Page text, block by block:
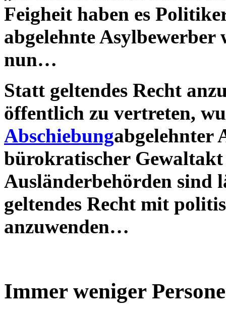
Feigheit haben es
abgelehnte Asylbewerber
nun…
Statt geltendes Recht
öffentlich zu vertreten,
Abschiebungabgelehnter
bürokratischer
Ausländerbehörden sind
geltendes Recht mit
anzuwenden…
Immer weniger